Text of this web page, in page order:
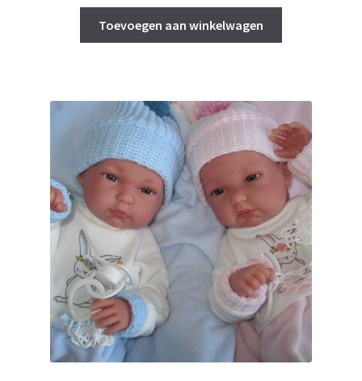
Toevoegen aan winkelwagen